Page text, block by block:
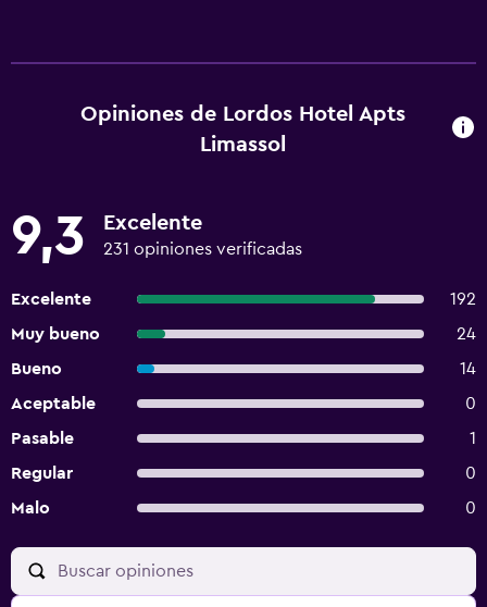
Opiniones de Lordos Hotel Apts
Limassol
9,3 Excelente
231 opiniones verificadas
Excelente
192
Muy bueno
24
Bueno
14
Aceptable
0
Pasable
1
Regular
0
Malo
0